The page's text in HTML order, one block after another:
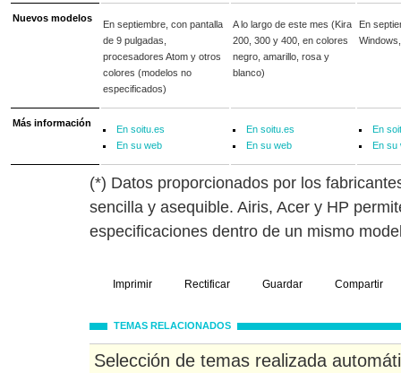
Nuevos modelos
En septiembre, con pantalla
de 9 pulgadas,
procesadores Atom y otros
colores (modelos no
especificados)
A lo largo de este mes (Kira
200, 300 y 400, en colores
negro, amarillo, rosa y
blanco)
En
Más información
En soitu.es
En su web
En soitu.es
En su web
En
En su
(*) Datos proporcionados por los
sencilla y asequible. Airis, Acer y HP
especificaciones dentro de un mismo
Imprimir Rectificar Guardar Compartir
TEMAS RELACIONADOS
Selección de temas realizada